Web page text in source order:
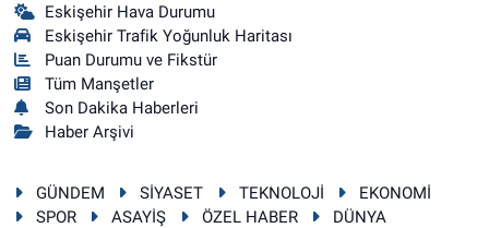
Eskişehir Hava Durumu
Eskişehir Trafik Yoğunluk Haritası
Puan Durumu ve Fikstür
Tüm Manşetler
Son Dakika Haberleri
Haber Arşivi
GÜNDEM SİYASET TEKNOLOJİ
EKONOMİ
SPOR
ASAYİŞ ÖZEL HABER
DÜNYA